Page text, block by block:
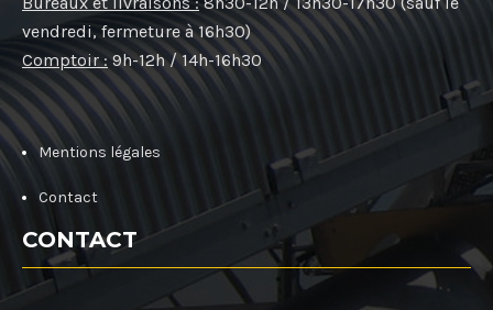
vendredi, fermeture à 16h30)
Comptoir : 9h-12h / 14h-16h30
Mentions légales
Contact
CONTACT